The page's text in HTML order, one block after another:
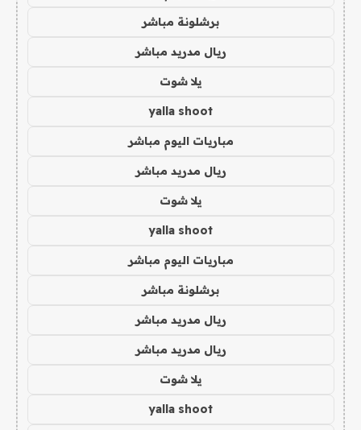
برشلونة مباشر
ريال مدريد مباشر
يلا شوت
yalla shoot
مباريات اليوم مباشر
ريال مدريد مباشر
يلا شوت
yalla shoot
مباريات اليوم مباشر
برشلونة مباشر
ريال مدريد مباشر
ريال مدريد مباشر
يلا شوت
yalla shoot